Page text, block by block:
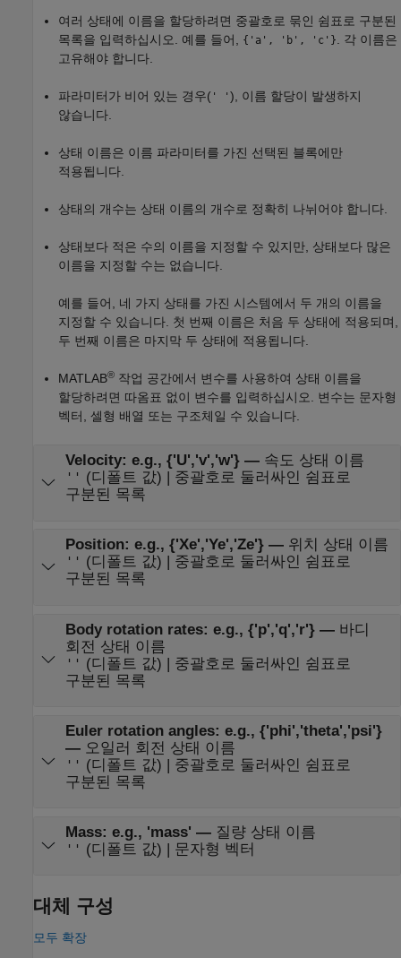
여러 상태에 이름을 할당하려면 중괄호로 묶인 쉼표로 구분된
목록을 입력하십시오. 예를 들어, {'a', 'b', 'c'}. 각 이름은
고유해야 합니다.
파라미터가 비어 있는 경우( ' ' ), 이름 할당이 발생하지
않습니다.
상태 이름은 이름 파라미터를 가진 선택된 블록에만
적용됩니다.
상태의 개수는 상태 이름의 개수로 정확히 나뉘어야 합니다.
상태보다 적은 수의 이름을 지정할 수 있지만, 상태보다 많은
이름을 지정할 수는 없습니다.
예를 들어, 네 가지 상태를 가진 시스템에서 두 개의 이름을
지정할 수 있습니다. 첫 번째 이름은 처음 두 상태에 적용되며,
두 번째 이름은 마지막 두 상태에 적용됩니다.
MATLAB® 작업 공간에서 변수를 사용하여 상태 이름을
할당하려면 따옴표 없이 변수를 입력하십시오. 변수는 문자형
벡터, 셀형 배열 또는 구조체일 수 있습니다.
Velocity: e.g., {'U','v','w'}— 속도 상태 이름
''
구분된 목록
Position: e.g., {'Xe','Ye','Ze'}— 위치 상태 이름
''
구분된 목록
Body rotation rates: e.g., {'p','q','r'}— 바디
회전 상태 이름
''
구분된 목록
Euler rotation angles: e.g., {'phi','theta','psi'}
— 오일러 회전 상태 이름
''
구분된 목록
Mass: e.g., 'mass' — 질량 상태 이름
'' (디폴트 값) | 문자형 벡터
대체 구성
모두 확장